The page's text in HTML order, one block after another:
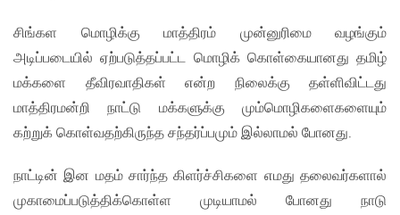
சிங்கள மொழிக்கு மாத்திரம் முன்னுரிமை வழங்கும்
அடிப்படையில் ஏற்படுத்தப்பட்ட மொழிக் கொள்கையானது தமிழ்
மக்களை தீவிரவாதிகள் என்ற நிலைக்கு தள்ளிவிட்டது
மாத்திரமன்றி நாட்டு மக்களுக்கு மும்மொழிகளைகளையும்
கற்றுக் கொள்வதற்கிருந்த சந்தர்ப்பமும் இல்லாமல் போனது.
நாட்டின் இன மதம் சார்ந்த கிளர்ச்சிகளை எமது தலைவர்களால்
முகாமைப்படுத்திக்கொள்ள முடியாமல் போனது நாடு